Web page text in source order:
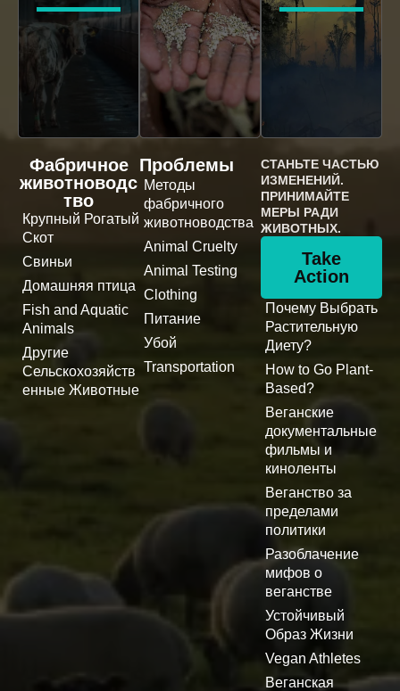
Фабричное
животноводс
тво
Крупный Рогатый
Скот
Свиньи
Домашняя птица
Fish and Aquatic
Animals
Другие
Сельскохозяйств
енные Животные
Проблемы
Методы
фабричного
животноводства
Animal Cruelty
Animal Testing
Clothing
Питание
Убой
Transportation
СТАНЬТЕ ЧАСТЬЮ
ИЗМЕНЕНИЙ.
ПРИНИМАЙТЕ
МЕРЫ РАДИ
ЖИВОТНЫХ.
Take
Action
Почему Выбрать
Растительную
Диету?
How to Go Plant-
Based?
Веганские
документальные
фильмы и
киноленты
Веганство за
пределами
политики
Разоблачение
мифов о
веганстве
Устойчивый
Образ Жизни
Vegan Athletes
Веганская